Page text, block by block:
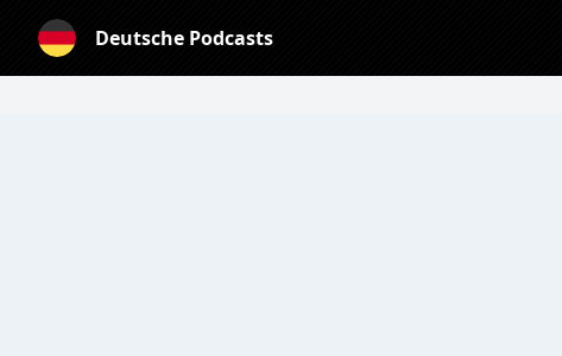
Deutsche Podcasts